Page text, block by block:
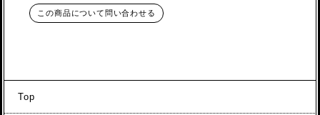
この商品について問い合わせる
Top